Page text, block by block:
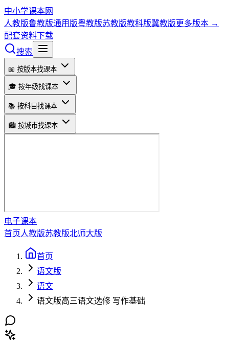
中小学课本网
人教版鲁教版通用版粤教版苏教版教科版冀教版更多版本 →
配套资料下载
搜索
📖 按版本找课本
🎓 按年级找课本
📚 按科目找课本
🏙️ 按城市找课本
电子课本
首页人教版苏教版北师大版
首页
语文版
语文
语文版高三语文选修 写作基础